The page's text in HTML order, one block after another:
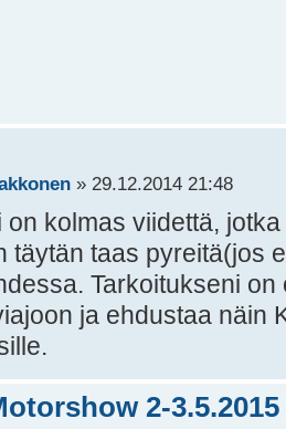
» 29.12.2014 21:48
kolmas viidettä,
täytän taas pyreitä(jos
Tarkoitukseni on
ja ehdustaa näin
2-3.5.2015